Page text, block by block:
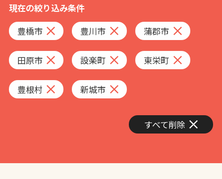
現在の絞り込み条件
豊橋市
豊川市 蒲郡市
田原市 設楽町 東栄町
豊根村 新城市
すべて削除